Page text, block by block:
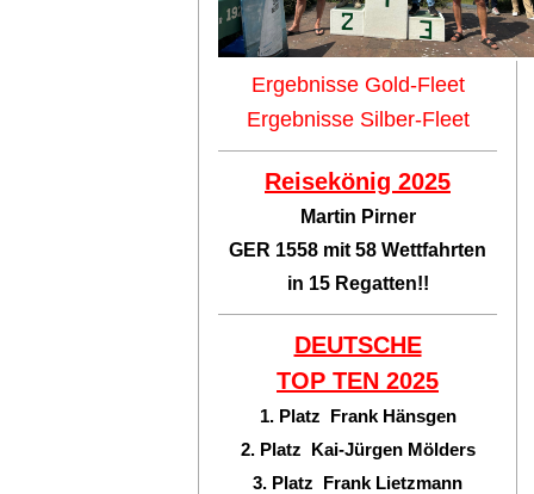
Ergebnisse Gold-Fleet
Ergebnisse Silber-Fleet
Reisekönig 2025
Martin Pirner
GER 1558 mit 58 Wettfahrten
in 15 Regatten!!
DEUTSCHE
TOP TEN 2025
1. Platz Frank Hänsgen
2. Platz Kai-Jürgen Mölders
3. Platz Frank Lietzmann